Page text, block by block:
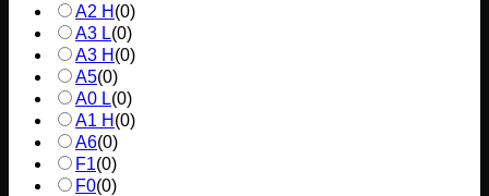
A2 H (0)
A3 L(0)
A3 H (0)
A5(0)
A0 L(0)
A1 H (0)
A6(0)
F1(0)
F0(0)